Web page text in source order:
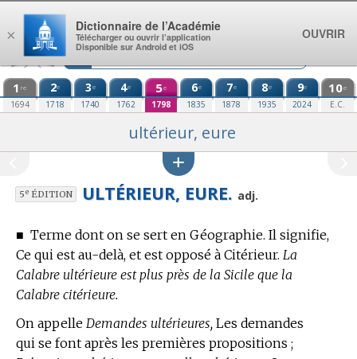
Aller au contenu
1 re
1694
2e
1718
3e
1740
4e
1762
5e
1798
6e
1835
7e
1878
8e
1935
9e
2024
10e
E.C.
ultérieur, eure
5eÉDITION ULTÉRIEUR, EURE. adj.
■ Terme dont on se sert en Géographie. Il signifie,
Ce qui est au-delà, et est opposé à Citérieur. La
Calabre ultérieure est plus près de la Sicile que la
Calabre citérieure.
On appelle Demandes ultérieures, Les demandes
qui se font après les premières propositions ;
×
Dictionnaire de l’Académie
Télécharger ou ouvrir l’application
Disponible sur Android et iOS
OUVRIR